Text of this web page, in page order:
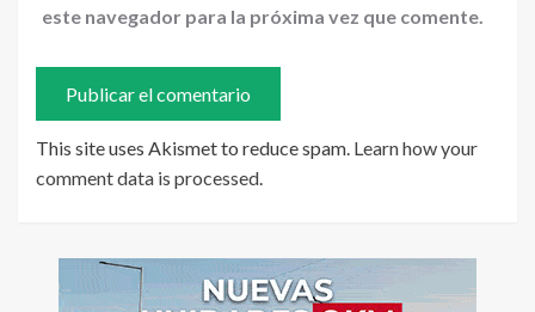
este navegador para la próxima vez que comente.
This site uses Akismet to reduce spam. Learn how your
comment data is processed.